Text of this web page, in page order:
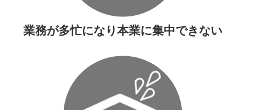
業務が多忙になり本業に集中できない